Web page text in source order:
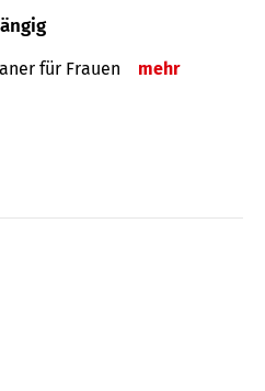
für Frauen mehr